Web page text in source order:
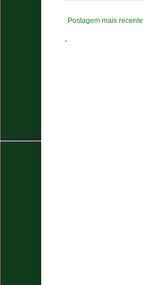
Postagem mais recente
.